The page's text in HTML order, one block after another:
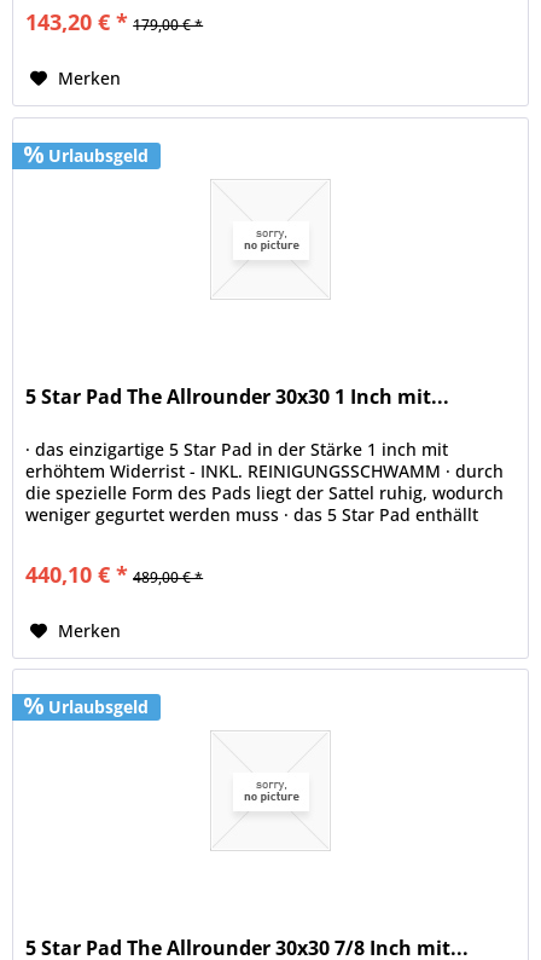
143,20 € * 179,00 € *
Merken
Urlaubsgeld
5 Star Pad The Allrounder 30x30 1 Inch mit...
· das einzigartige 5 Star Pad in der Stärke 1 inch mit
erhöhtem Widerrist - INKL. REINIGUNGSSCHWAMM · durch
die spezielle Form des Pads liegt der Sattel ruhig, wodurch
weniger gegurtet werden muss · das 5 Star Pad enthällt
440,10 € * 489,00 € *
Merken
Urlaubsgeld
5 Star Pad The Allrounder 30x30 7/8 Inch mit...